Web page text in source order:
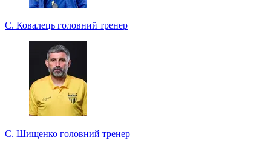
С. Ковалець головний тренер
С. Шищенко головний тренер